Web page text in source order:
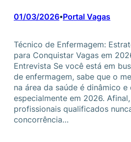
01/03/2026•Portal Vagas
Técnico de Enfermagem:
para Conquistar Vagas em
Entrevista Se você está em
de enfermagem, sabe que o
na área da saúde é dinâmico
especialmente em 2026.
profissionais qualificados
concorrência…